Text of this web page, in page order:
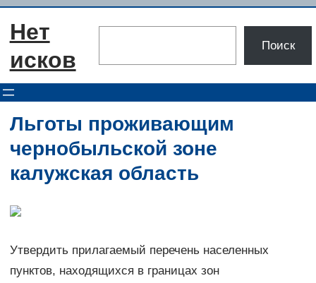
Перейти
Нет
исков
Поиск
Льготы проживающим
чернобыльской зоне
калужская область
Утвердить прилагаемый перечень населенных
пунктов, находящихся в границах зон